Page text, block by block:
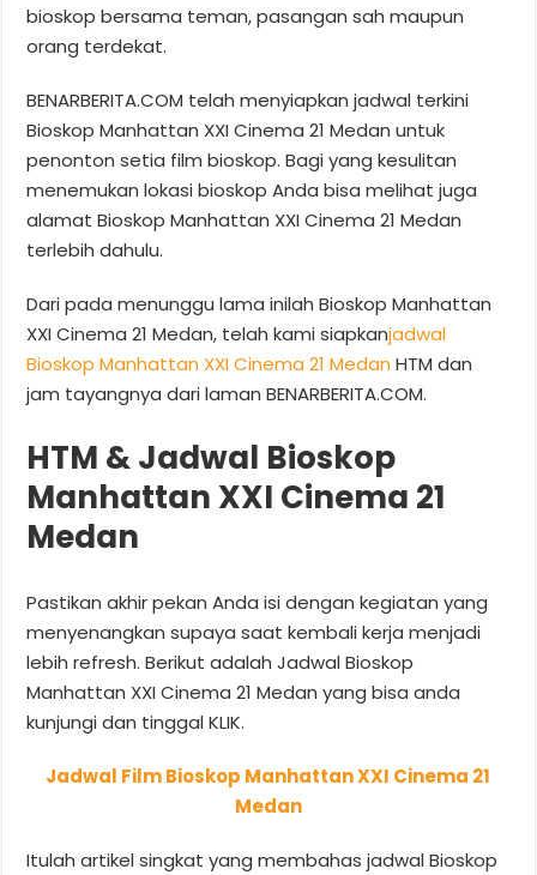
bioskop bersama teman, pasangan sah maupun
orang terdekat.
BENARBERITA.COM telah menyiapkan jadwal terkini
Bioskop Manhattan XXI Cinema 21 Medan untuk
penonton setia film bioskop. Bagi yang kesulitan
menemukan lokasi bioskop Anda bisa melihat juga
alamat Bioskop Manhattan XXI Cinema 21 Medan
terlebih dahulu.
Dari pada menunggu lama inilah Bioskop Manhattan
XXI Cinema 21 Medan, telah kami siapkanjadwal
Bioskop Manhattan XXI Cinema 21 Medan HTM dan
jam tayangnya dari laman BENARBERITA.COM.
HTM & Jadwal Bioskop
Manhattan XXI Cinema 21
Medan
Pastikan akhir pekan Anda isi dengan kegiatan yang
menyenangkan supaya saat kembali kerja menjadi
lebih refresh. Berikut adalah Jadwal Bioskop
Manhattan XXI Cinema 21 Medan yang bisa anda
kunjungi dan tinggal KLIK.
Jadwal Film Bioskop Manhattan XXI Cinema 21
Medan
Itulah artikel singkat yang membahas jadwal Bioskop